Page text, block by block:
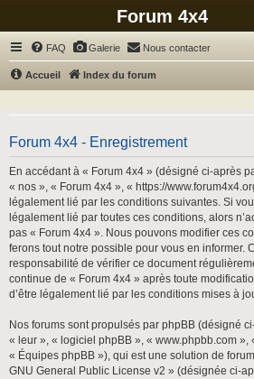
Forum 4x4
FAQ Galerie Nous contacter
Accueil Index du forum
Forum 4x4 - Enregistrement
En accédant à « Forum 4x4 » (désigné ci-après
« nos », « Forum 4x4 », « https://
légalement lié par les conditions suivantes. Si
légalement lié par toutes ces conditions, alors
pas « Forum 4x4 ». Nous pouvons modifier ces
ferons tout notre possible pour vous en informer.
responsabilité de vérifier ce document
continue de « Forum 4x4 » après toute
d’être légalement lié par les conditions mises à
Nos forums sont propulsés par phpBB (désigné
« leur », « logiciel phpBB », « www.phpbb.com »,
« Équipes phpBB »), qui est une solution de
GNU General Public License v2 » (désignée ci-